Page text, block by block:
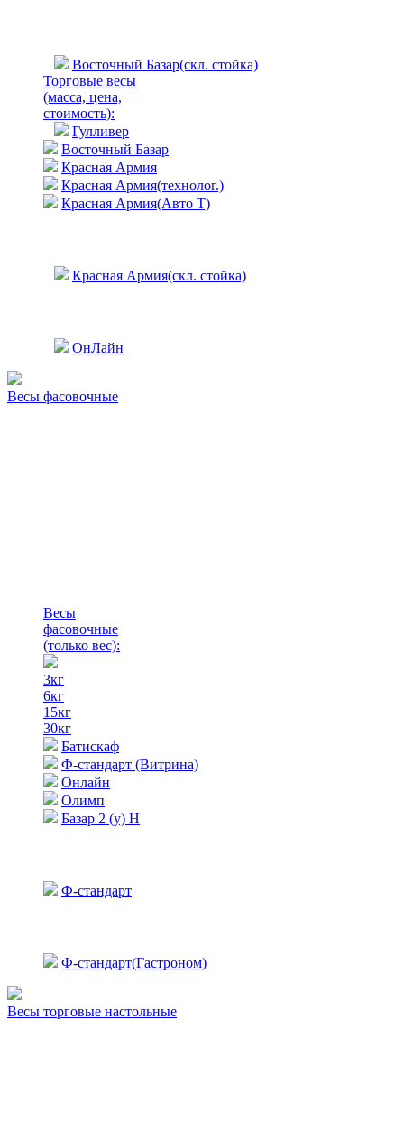
Восточный Базар(скл. стойка)
Торговые весы
(масса, цена,
стоимость):
Гулливер
Восточный Базар
Красная Армия
Красная Армия(технолог.)
Красная Армия(Авто Т)
Красная Армия(скл. стойка)
ОнЛайн
Весы фасовочные
Весы
фасовочные
(только вес):
3кг
6кг
15кг
30кг
Батискаф
Ф-стандарт (Витрина)
Онлайн
Олимп
Базар 2 (у) Н
Ф-стандарт
Ф-стандарт(Гастроном)
Весы торговые настольные